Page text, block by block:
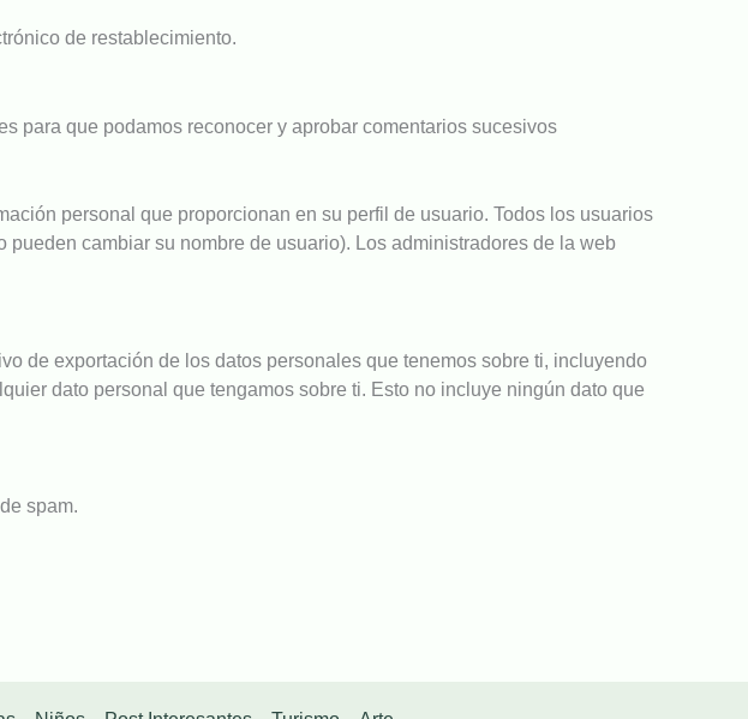
de restablecimiento.
para que podamos reconocer y aprobar comentarios sucesivos
personal que proporcionan en su perfil de usuario. Todos los usuarios
cambiar su nombre de usuario). Los administradores de la web
de exportación de los datos personales que tenemos sobre ti, incluyendo
dato personal que tengamos sobre ti. Esto no incluye ningún dato que
spam.